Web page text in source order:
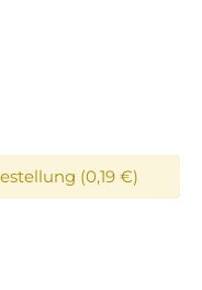
(0,19 €)